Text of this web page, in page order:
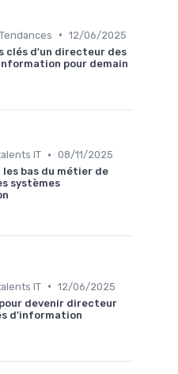
• 12/06/2025
clés d'un directeur des
pour demain
IT • 08/11/2025
les bas du métier de
systèmes
IT • 12/06/2025
devenir directeur
d'information